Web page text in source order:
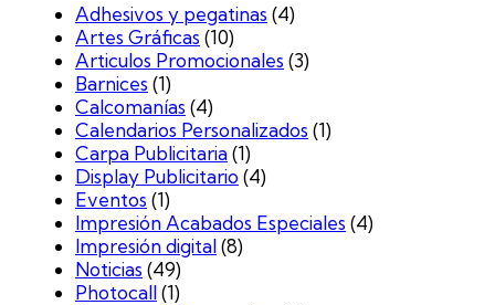
Adhesivos y pegatinas (4)
Artes Gráficas (10)
Articulos Promocionales (3)
Barnices (1)
Calcomanías (4)
Calendarios Personalizados (1)
Carpa Publicitaria(1)
Display Publicitario (4)
Eventos (1)
Impresión Acabados Especiales (4)
Impresión digital(8)
Noticias (49)
Photocall(1)